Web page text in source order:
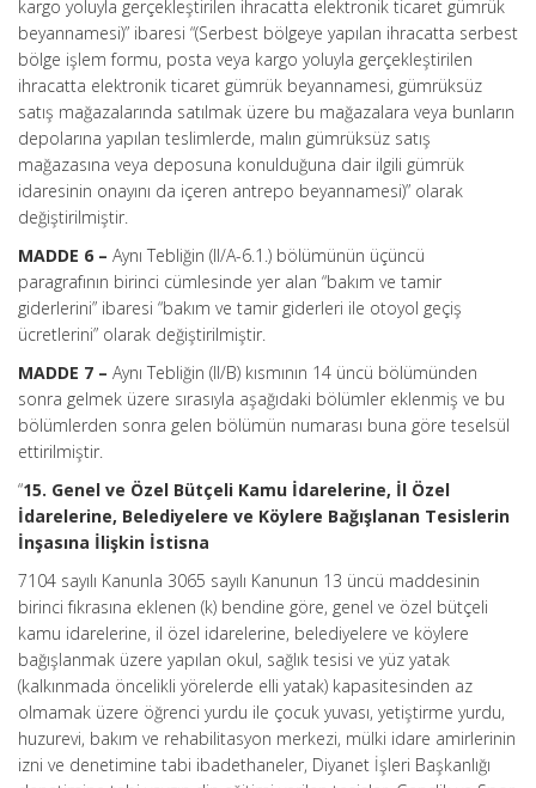
kargo yoluyla gerçekleştirilen ihracatta elektronik ticaret gümrük
beyannamesi)” ibaresi “(Serbest bölgeye yapılan ihracatta serbest
bölge işlem formu, posta veya kargo yoluyla gerçekleştirilen
ihracatta elektronik ticaret gümrük beyannamesi, gümrüksüz
satış mağazalarında satılmak üzere bu mağazalara veya bunların
depolarına yapılan teslimlerde, malın gümrüksüz satış
mağazasına veya deposuna konulduğuna dair ilgili gümrük
idaresinin onayını da içeren antrepo beyannamesi)” olarak
değiştirilmiştir.
MADDE 6 – Aynı Tebliğin (II/A-6.1.) bölümünün üçüncü
paragrafının birinci cümlesinde yer alan “bakım ve tamir
giderlerini” ibaresi “bakım ve tamir giderleri ile otoyol geçiş
ücretlerini” olarak değiştirilmiştir.
MADDE 7 – Aynı Tebliğin (II/B) kısmının 14 üncü bölümünden
sonra gelmek üzere sırasıyla aşağıdaki bölümler eklenmiş ve bu
bölümlerden sonra gelen bölümün numarası buna göre teselsül
ettirilmiştir.
“15. Genel ve Özel Bütçeli Kamu İdarelerine, İl Özel
İdarelerine, Belediyelere ve Köylere Bağışlanan Tesislerin
İnşasına İlişkin İstisna
7104 sayılı Kanunla 3065 sayılı Kanunun 13 üncü maddesinin
birinci fıkrasına eklenen (k) bendine göre, genel ve özel bütçeli
kamu idarelerine, il özel idarelerine, belediyelere ve köylere
bağışlanmak üzere yapılan okul, sağlık tesisi ve yüz yatak
(kalkınmada öncelikli yörelerde elli yatak) kapasitesinden az
olmamak üzere öğrenci yurdu ile çocuk yuvası, yetiştirme yurdu,
huzurevi, bakım ve rehabilitasyon merkezi, mülki idare amirlerinin
izni ve denetimine tabi ibadethaneler, Diyanet İşleri Başkanlığı